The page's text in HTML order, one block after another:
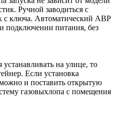
Ручной заводиться с
с ключа. Автоматический АВР
подключении питания, без
на улице, то
Если установка
и поставить открытую
газовыхлопа с помещения